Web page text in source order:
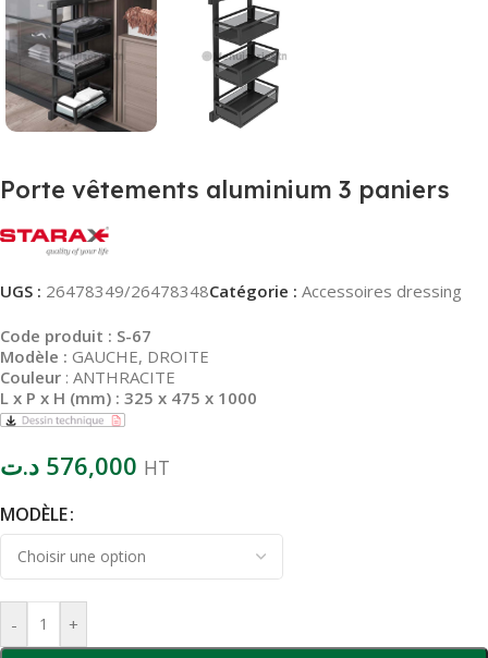
Porte vêtements aluminium 3 paniers
UGS : 26478349/26478348Catégorie : Accessoires dressing
Code produit : S-67
Modèle : GAUCHE, DROITE
Couleur : ANTHRACITE
L x P x H (mm) : 325 x 475 x 1000
576,000 د.ت HT
MODÈLE
- +